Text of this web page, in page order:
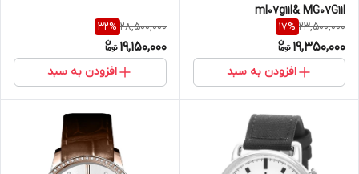
ml07g11l& MG07G11I
23,500,000
17%
19,350,000
افزودن به سبد
28,500,000
32%
19,150,000
افزودن به سبد